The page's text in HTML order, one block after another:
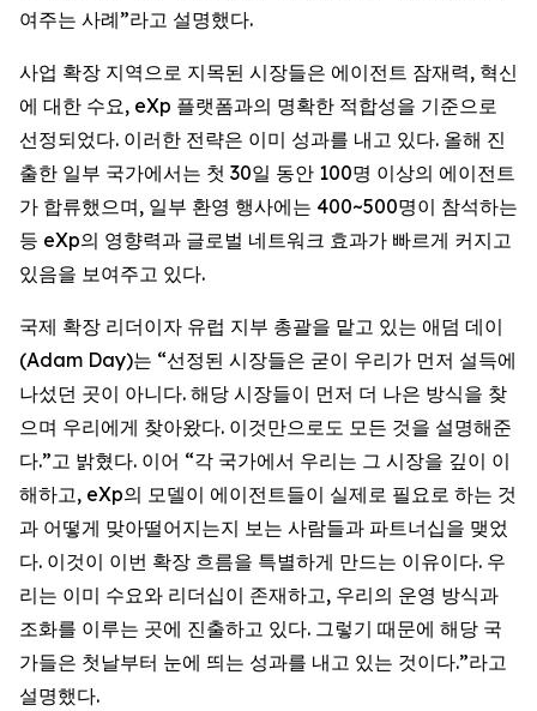
여주는 사례”라고 설명했다.
사업 확장 지역으로 지목된 시장들은 에이전트 잠재력, 혁신
에 대한 수요, eXp 플랫폼과의 명확한 적합성을 기준으로
선정되었다. 이러한 전략은 이미 성과를 내고 있다. 올해 진
출한 일부 국가에서는 첫 30일 동안 100명 이상의 에이전트
가 합류했으며, 일부 환영 행사에는 400~500명이 참석하는
등 eXp의 영향력과 글로벌 네트워크 효과가 빠르게 커지고
있음을 보여주고 있다.
국제 확장 리더이자 유럽 지부 총괄을 맡고 있는 애덤 데이
(Adam Day)는 “선정된 시장들은 굳이 우리가 먼저 설득에
나섰던 곳이 아니다. 해당 시장들이 먼저 더 나은 방식을 찾
으며 우리에게 찾아왔다. 이것만으로도 모든 것을 설명해준
다.”고 밝혔다. 이어 “각 국가에서 우리는 그 시장을 깊이 이
해하고, eXp의 모델이 에이전트들이 실제로 필요로 하는 것
과 어떻게 맞아떨어지는지 보는 사람들과 파트너십을 맺었
다. 이것이 이번 확장 흐름을 특별하게 만드는 이유이다. 우
리는 이미 수요와 리더십이 존재하고, 우리의 운영 방식과
조화를 이루는 곳에 진출하고 있다. 그렇기 때문에 해당 국
가들은 첫날부터 눈에 띄는 성과를 내고 있는 것이다.”라고
설명했다.